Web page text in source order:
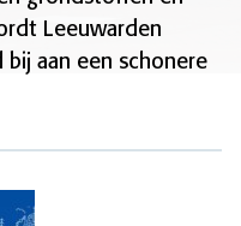
Leeuwarden
aan een schonere